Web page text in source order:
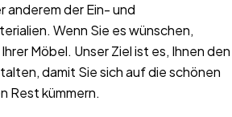
anderem der Ein- und
Wenn Sie es wünschen,
Möbel. Unser Ziel ist es, Ihnen den
damit Sie sich auf die schönen
Rest kümmern.